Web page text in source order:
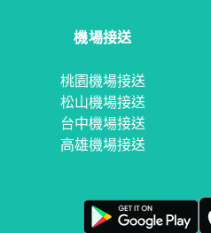
機場接送
桃園機場接送
松山機場接送
台中機場接送
高雄機場接送